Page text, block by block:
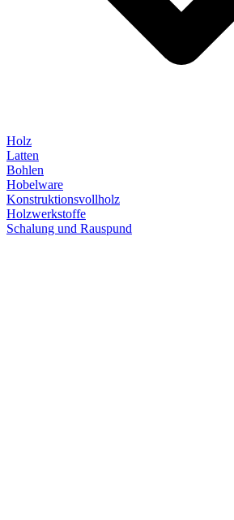
Holz
Latten
Bohlen
Hobelware
Konstruktionsvollholz
Holzwerkstoffe
Schalung und Rauspund